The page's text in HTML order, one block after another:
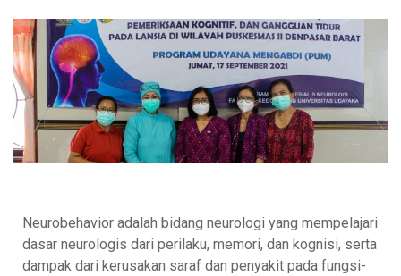
Neurobehavior adalah bidang neurologi yang mempelajari
dasar neurologis dari perilaku, memori, dan kognisi, serta
dampak dari kerusakan saraf dan penyakit pada fungsi-